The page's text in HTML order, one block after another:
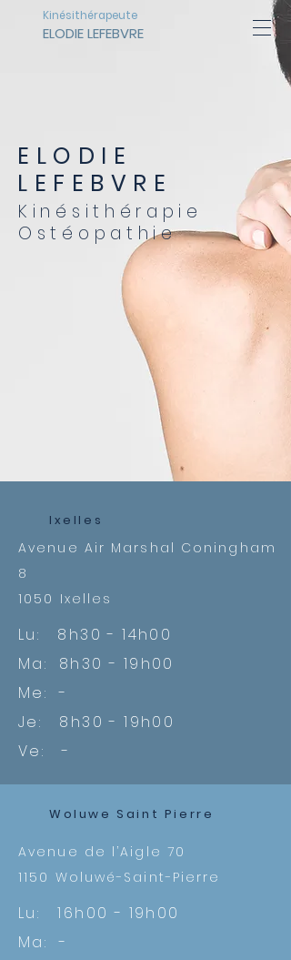
ELODIE LEFEBVRE
Kinésithérapeute
ELODIE
LEFEBVRE
Kinésithérapie
Ostéopathie
Ixelles
Avenue Air Marshal Coningham
8
1050 Ixelles
Lu: 8h30 - 14h00
Ma: 8h30 - 19h00
Me: -
Je: 8h30 - 19h00
Ve: -
Woluwe Saint Pierre
Avenue de l’Aigle 70
1150 Woluwé-Saint-Pierre
Lu: 16h00 - 19h00
Ma: -